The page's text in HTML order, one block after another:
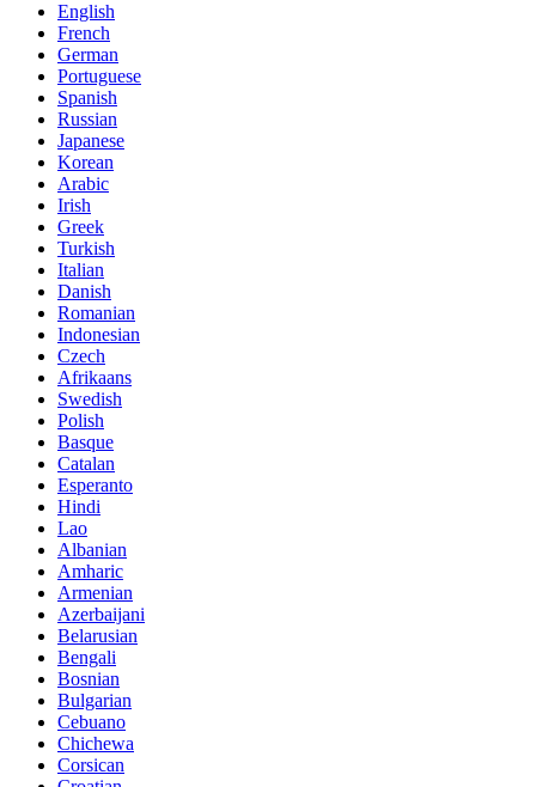
English
French
German
Portuguese
Spanish
Russian
Japanese
Korean
Arabic
Irish
Greek
Turkish
Italian
Danish
Romanian
Indonesian
Czech
Afrikaans
Swedish
Polish
Basque
Catalan
Esperanto
Hindi
Lao
Albanian
Amharic
Armenian
Azerbaijani
Belarusian
Bengali
Bosnian
Bulgarian
Cebuano
Chichewa
Corsican